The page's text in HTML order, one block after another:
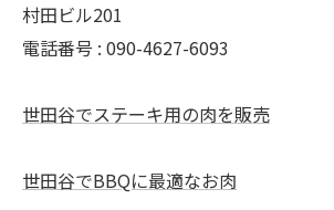
村田ビル201
電話番号 : 090-4627-6093
世田谷でステーキ用の肉を販売
世田谷でBBQに最適なお肉